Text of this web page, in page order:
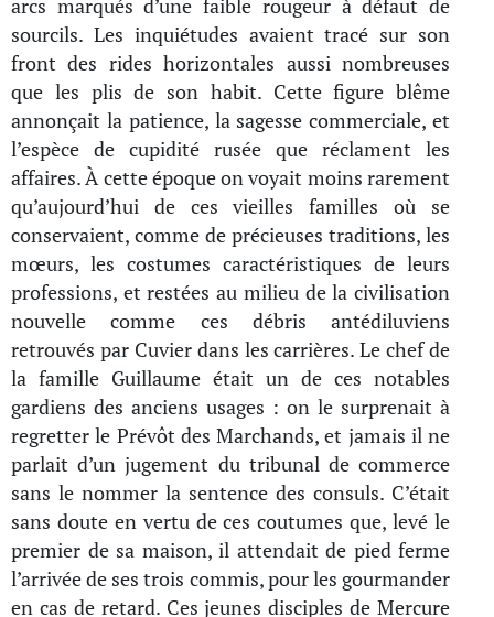
arcs marqués d’une faible rougeur à défaut de
sourcils. Les inquiétudes avaient tracé sur son
front des rides horizontales aussi nombreuses
que les plis de son habit. Cette figure blême
annonçait la patience, la sagesse commerciale, et
l’espèce de cupidité rusée que réclament les
affaires. À cette époque on voyait moins rarement
qu’aujourd’hui de ces vieilles familles où se
conservaient, comme de précieuses traditions, les
mœurs, les costumes caractéristiques de leurs
professions, et restées au milieu de la civilisation
nouvelle comme ces débris antédiluviens
retrouvés par Cuvier dans les carrières. Le chef de
la famille Guillaume était un de ces notables
gardiens des anciens usages : on le surprenait à
regretter le Prévôt des Marchands, et jamais il ne
parlait d’un jugement du tribunal de commerce
sans le nommer la sentence des consuls. C’était
sans doute en vertu de ces coutumes que, levé le
premier de sa maison, il attendait de pied ferme
l’arrivée de ses trois commis, pour les gourmander
en cas de retard. Ces jeunes disciples de Mercure